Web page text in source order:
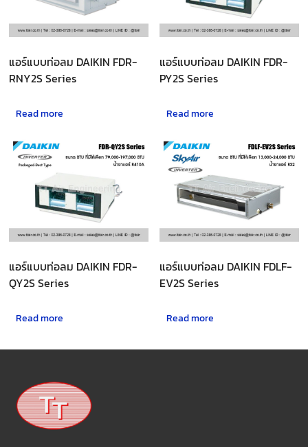
แอร์แบบท่อลม DAIKIN FDR-
RNY2S Series
Read more
แอร์แบบท่อลม DAIKIN FDR-
PY2S Series
Read more
แอร์แบบท่อลม DAIKIN FDR-
QY2S Series
Read more
แอร์แบบท่อลม DAIKIN FDLF-
EV2S Series
Read more